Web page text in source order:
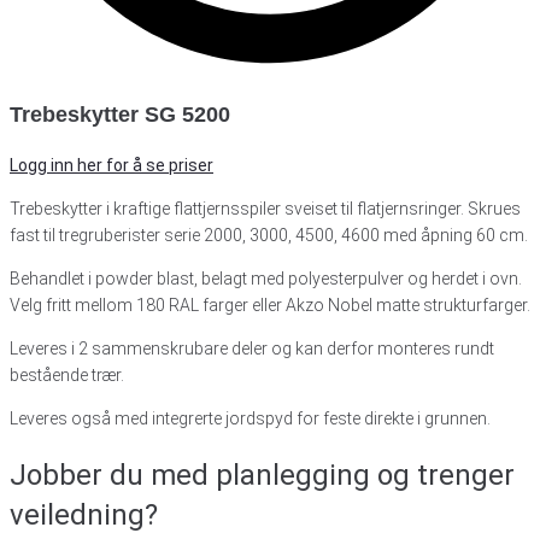
Trebeskytter SG 5200
Logg inn her for å se priser
Trebeskytter i kraftige flattjernsspiler sveiset til flatjernsringer. Skrues
fast til tregruberister serie 2000, 3000, 4500, 4600 med åpning 60 cm.
Behandlet i powder blast, belagt med polyesterpulver og herdet i ovn.
Velg fritt mellom 180 RAL farger eller Akzo Nobel matte strukturfarger.
Leveres i 2 sammenskrubare deler og kan derfor monteres rundt
bestående trær.
Leveres også med integrerte jordspyd for feste direkte i grunnen.
Jobber du med planlegging og trenger
veiledning?